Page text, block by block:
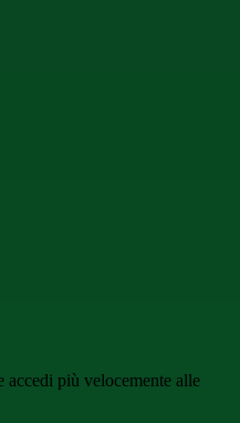
accedi più velocemente alle